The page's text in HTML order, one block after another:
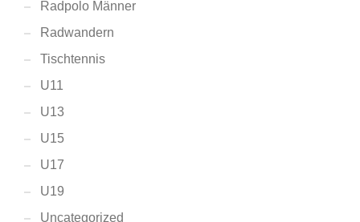
Radpolo Männer
Radwandern
Tischtennis
U11
U13
U15
U17
U19
Uncategorized